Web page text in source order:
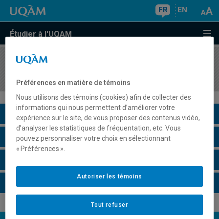
FR EN
Étudier à l'UQAM
COURS//
Description du cours
Horaire - Été 2026
Préférences en matière de témoins
Nous utilisons des témoins (cookies) afin de collecter des
informations qui nous permettent d’améliorer votre
expérience sur le site, de vous proposer des contenus vidéo,
d’analyser les statistiques de fréquentation, etc. Vous
pouvez personnaliser votre choix en sélectionnant
« Préférences ».
Tout refuser
Autoriser les témoins